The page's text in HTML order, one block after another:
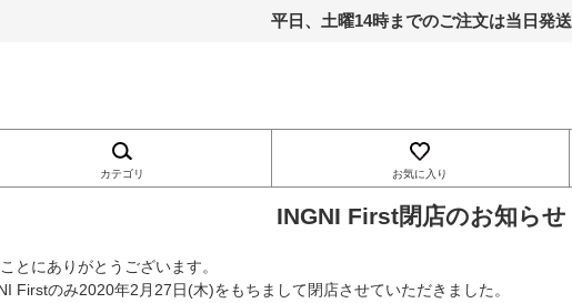
平日、土曜14時までのご注文は当日発送
カテゴリ お気に入り
INGNI First閉店のお知らせ
とにありがとうございます。
Firstのみ2020年2月27日(木)をもちまして閉店させていただきました。